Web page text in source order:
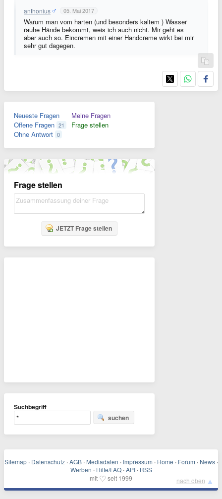
anthonius 05. Mai 2017
Warum man vom harten (und besonders kaltem ) Wasser
rauhe Hände bekommt, weis ich auch nicht. Mir geht es
aber auch so. Eincremen mit einer Handcreme wirkt bei mir
sehr gut dagegen.
Neueste Fragen
Offene Fragen 21
Ohne Antwort 0
Meine Fragen
Frage stellen
Frage stellen
JETZT Frage stellen
Suchbegriff
suchen
Sitemap · Datenschutz · AGB · Mediadaten · Impressum · Home · Forum · News ·
Werben · Hilfe/FAQ · API · RSS
mit ♡ seit 1999 nach oben ▲